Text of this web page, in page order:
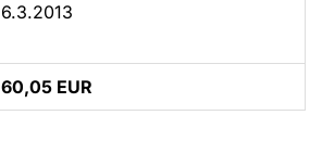
6.3.2013
60,05 EUR